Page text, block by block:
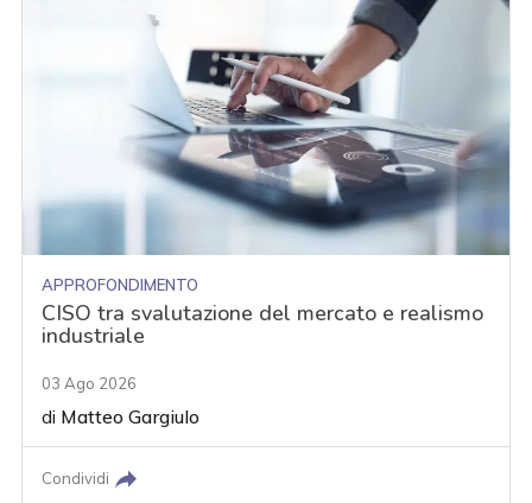
APPROFONDIMENTO
CISO tra svalutazione del mercato e realismo
industriale
03 Ago 2026
di Matteo Gargiulo
Condividi